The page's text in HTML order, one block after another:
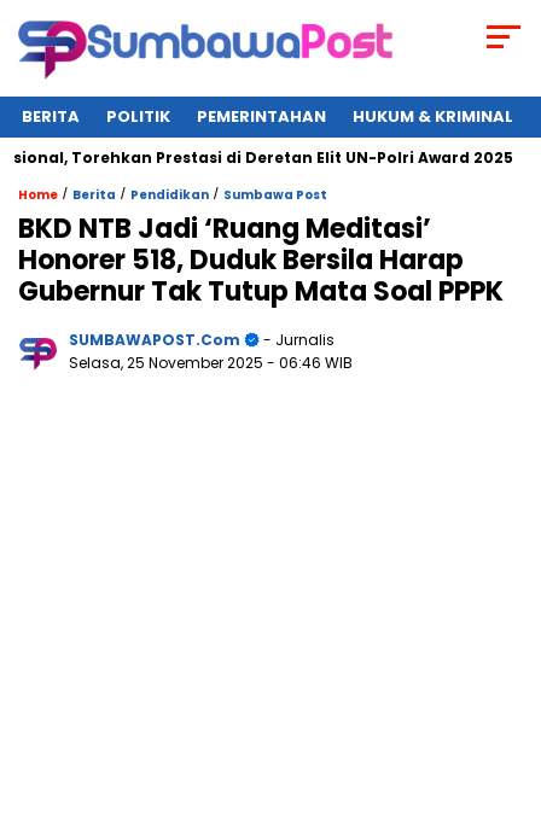
BERITA POLITIK PEMERINTAHAN HUKUM & KRIMINAL
Torehkan Prestasi di Deretan Elit UN-Polri Award 2025
Home / Berita / Pendidikan / Sumbawa Post
BKD NTB Jadi ‘Ruang Meditasi’
Honorer 518, Duduk Bersila Harap
Gubernur Tak Tutup Mata Soal PPPK
SUMBAWAPOST.com
- Jurnalis
Selasa, 25 November 2025 - 06:46 WIB